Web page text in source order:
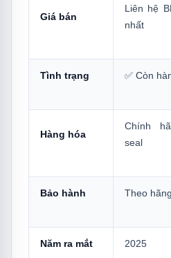
Tại Sao CSPF 5,32
5.11 — Hybrid
Công Nghệ 2 Mô-
3 — Ultra Fresh:
Tốt Nhất Trong
Daikin Quiet Mode
Giá bán
Liên hệ
nhất
Tình trạng ✅ Còn
Hàng hóa
Chính
seal
Bảo hành Theo
Năm ra mắt 2025